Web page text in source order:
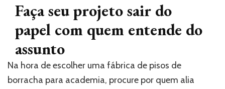
Faça seu projeto sair do
papel com quem entende do
assunto
Na hora de escolher uma fábrica de pisos de
borracha para academia, procure por quem alia